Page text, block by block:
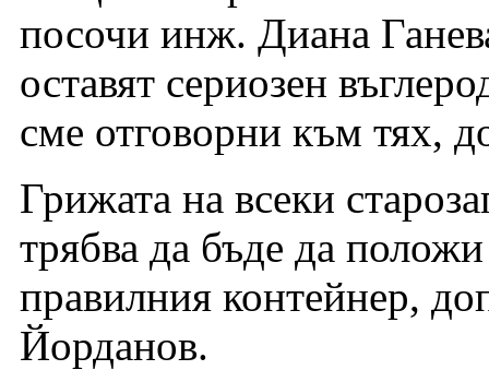
посочи инж. Диана
оставят сериозен
сме отговорни към тях,
Грижата на всеки
трябва да бъде да
правилния контейнер,
Йорданов.